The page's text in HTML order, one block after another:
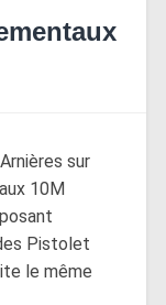
sur
10M
Pistolet
le même